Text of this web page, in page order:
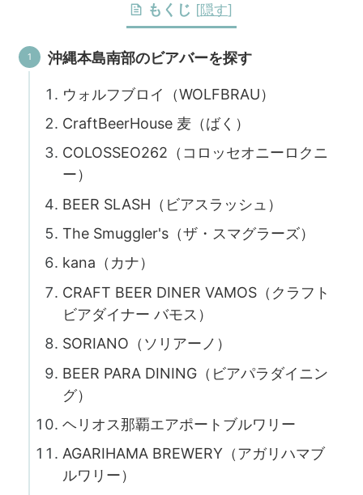
もくじ [隠す]
沖縄本島南部のビアバーを探す
ウォルフブロイ（WOLFBRAU）
CraftBeerHouse 麦（ばく）
COLOSSEO262（コロッセオニーロクニ
ー）
BEER SLASH（ビアスラッシュ）
The Smuggler's（ザ・スマグラーズ）
kana（カナ）
CRAFT BEER DINER VAMOS（クラフト
ビアダイナー バモス）
SORIANO（ソリアーノ）
BEER PARA DINING（ビアパラダイニン
グ）
ヘリオス那覇エアポートブルワリー
AGARIHAMA BREWERY（アガリハマブ
ルワリー）